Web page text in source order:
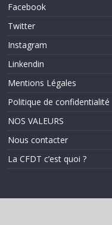
Facebook
Twitter
Instagram
Linkendin
Mentions Légales
Politique de confidentialité
NOS VALEURS
Nous contacter
La CFDT c’est quoi ?